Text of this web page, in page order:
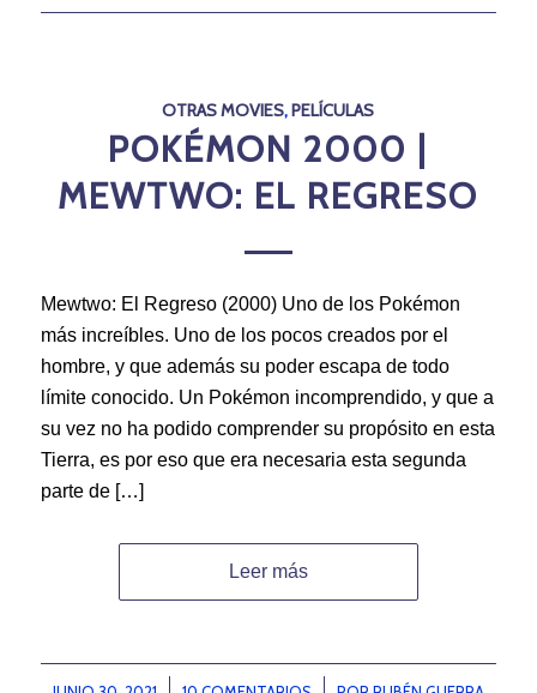
OTRAS MOVIES,PELÍCULAS
POKÉMON 2000 |
MEWTWO: EL REGRESO
Mewtwo: El Regreso (2000) Uno de los Pokémon
más increíbles. Uno de los pocos creados por el
hombre, y que además su poder escapa de todo
límite conocido. Un Pokémon incomprendido, y que a
su vez no ha podido comprender su propósito en esta
Tierra, es por eso que era necesaria esta segunda
parte de […]
Leer más